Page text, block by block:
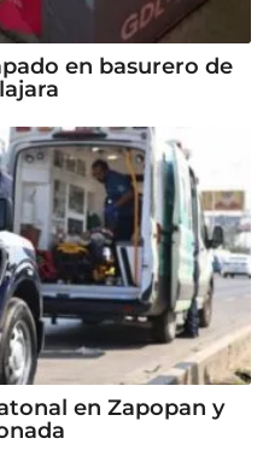
en basurero de
en Zapopan y